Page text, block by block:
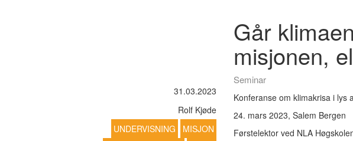
Går
misjonen,
31.03.2023
Rolf Kjøde
UNDERVISNING
MISJON
Seminar
Konferanse om klimakrisa i lys
24. mars 2023, Salem Bergen
Førstelektor ved NLA